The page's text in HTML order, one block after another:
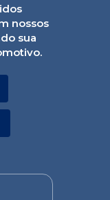
nossos
sua